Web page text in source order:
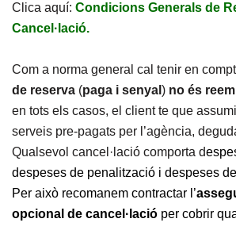
Clica aquí: Condicions Generals de
Cancel·lació.
Com a norma general cal tenir en
de reserva (paga i senyal ) no és
en tots els casos, el client te que
serveis pre-pagats per l’agència,
Qualsevol cancel·lació comporta d
despeses de penalització i despeses
Per això recomanem contractar l’
opcional de cancel·lació per cobrir